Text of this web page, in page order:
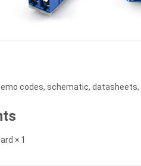
codes, schematic, datasheets,
× 1